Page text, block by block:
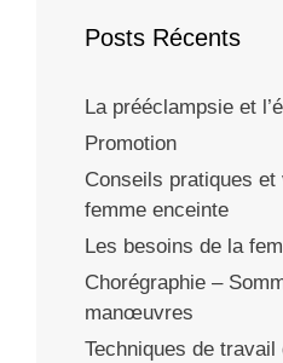
Posts Récents
La prééclampsie et
Promotion
Conseils pratiques
femme enceinte
Les besoins de la
Chorégraphie –
manœuvres
Techniques de